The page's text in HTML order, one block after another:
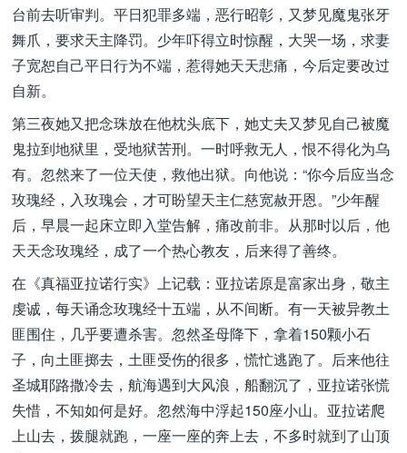
台前去听审判。平日犯罪多端，恶行昭彰，又梦见魔鬼张牙
舞爪，要求天主降罚。少年吓得立时惊醒，大哭一场，求妻
子宽恕自己平日行为不端，惹得她天天悲痛，今后定要改过
自新。
第三夜她又把念珠放在他枕头底下，她丈夫又梦见自己被魔
鬼拉到地狱里，受地狱苦刑。一时呼救无人，恨不得化为乌
有。忽然来了一位天使，救他出狱。向他说：“你今后应当念
玫瑰经，入玫瑰会，才可盼望天主仁慈宽赦开恩。”少年醒
后，早晨一起床立即入堂告解，痛改前非。从那时以后，他
天天念玫瑰经，成了一个热心教友，后来得了善终。
在《真福亚拉诺行实》上记载：亚拉诺原是富家出身，敬主
虔诚，每天诵念玫瑰经十五端，从不间断。有一天被异教土
匪围住，几乎要遭杀害。忽然圣母降下，拿着150颗小石
子，向土匪掷去，土匪受伤的很多，慌忙逃跑了。后来他往
圣城耶路撒冷去，航海遇到大风浪，船翻沉了，亚拉诺张慌
失惜，不知如何是好。忽然海中浮起150座小山。亚拉诺爬
上山去，拨腿就跑，一座一座的奔上去，不多时就到了山顶